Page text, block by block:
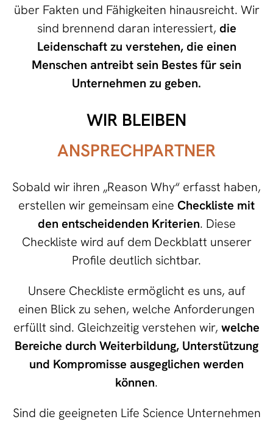
über Fakten und Fähigkeiten hinausreicht. Wir
sind brennend daran interessiert, die
Leidenschaft zu verstehen, die einen
Menschen antreibt sein Bestes für sein
Unternehmen zu geben.
WIR BLEIBEN
ANSPRECHPARTNER
Sobald wir ihren „Reason Why“ erfasst haben,
erstellen wir gemeinsam eine Checkliste mit
den entscheidenden Kriterien. Diese
Checkliste wird auf dem Deckblatt unserer
Profile deutlich sichtbar.
Unsere Checkliste ermöglicht es uns, auf
einen Blick zu sehen, welche Anforderungen
erfüllt sind. Gleichzeitig verstehen wir, welche
Bereiche durch Weiterbildung, Unterstützung
und Kompromisse ausgeglichen werden
können.
Sind die geeigneten Life Science Unternehmen